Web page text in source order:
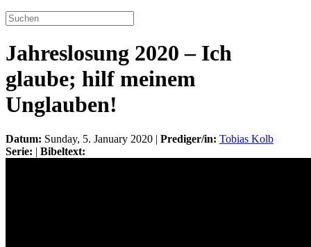
Jahreslosung 2020 – Ich
glaube; hilf meinem
Unglauben!
Datum: Sunday, 5. January 2020 | Prediger/in: Tobias Kolb
Serie: | Bibeltext: